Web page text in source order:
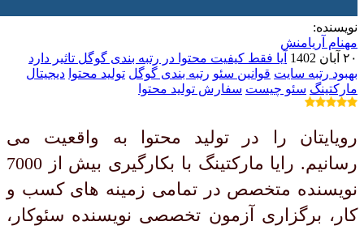
نویسنده:
مهنام آریامنش
۲۰ آبان 1402
آیا فقط کیفیت محتوا در رتبه بندی گوگل تاثیر دارد
بهبود رتبه سایت قوانین سئو رتبه بندی گوگل تولید محتوا دیجیتال
مارکتینگ سئو چیست سفارش تولید محتوا
رویایتان را در تولید محتوا به واقعیت می
رسانیم. رایا مارکتینگ با بکارگیری بیش از 7000
نویسنده متخصص در تمامی زمینه های کسب و
کار، برگزاری آزمون تخصصی نویسنده سئوکار،